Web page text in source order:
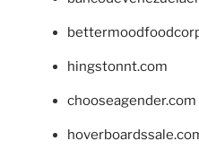
hingstonnt.com
chooseagender.com